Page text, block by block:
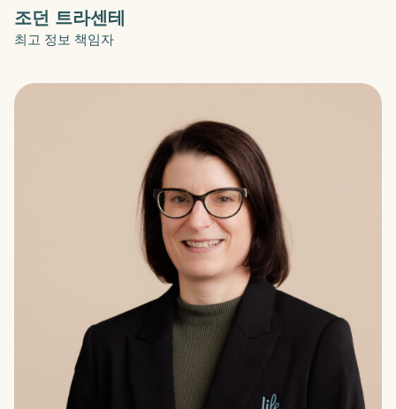
조던 트라센테
최고 정보 책임자